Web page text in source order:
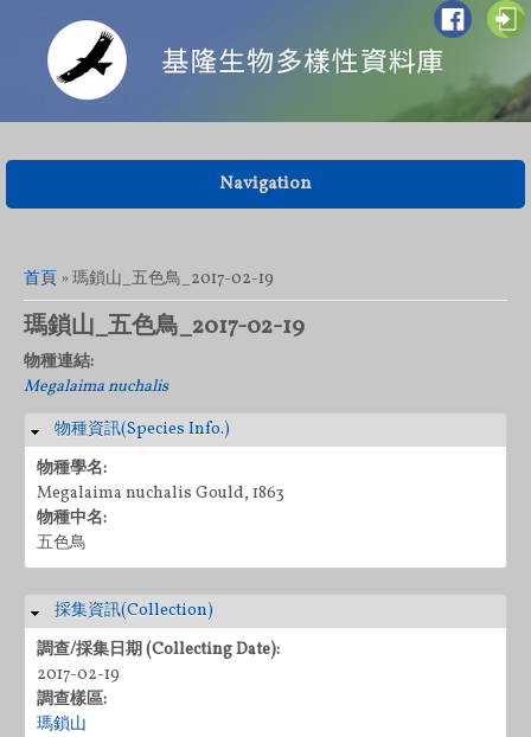
Navigation
您在這裡
首頁 » 瑪鎖山_五色鳥_2017-02-19
瑪鎖山_五色鳥_2017-02-19
物種連結:
Megalaima nuchalis
隱藏
物種資訊(Species Info.)
物種學名:
Megalaima nuchalis Gould, 1863
物種中名:
五色鳥
隱藏
採集資訊(Collection)
調查/採集日期 (Collecting Date):
2017-02-19
調查樣區:
瑪鎖山